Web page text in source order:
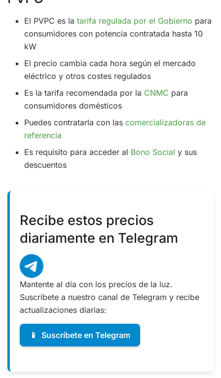
El PVPC es latarifa regulada por el Gobierno para
consumidores con potencia contratada hasta 10
kW
El precio cambia cada hora según el mercado
eléctrico y otros costes regulados
Es la tarifa recomendada por la CNMC para
consumidores domésticos
Puedes contratarla con lascomercializadoras de
referencia
Es requisito para acceder al Bono Social y sus
descuentos
Recibe estos precios
diariamente en Telegram
Mantente al día con los precios de la luz.
Suscríbete a nuestro canal de Telegram y recibe
actualizaciones diarias:
📱 Suscríbete en Telegram